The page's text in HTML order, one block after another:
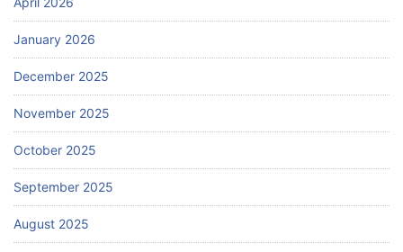
January 2026
December 2025
November 2025
October 2025
September 2025
August 2025